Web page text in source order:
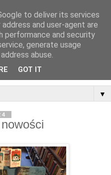
▼
to deliver its services
and user-agent are
performance and security
generate usage
abuse.
GOT IT